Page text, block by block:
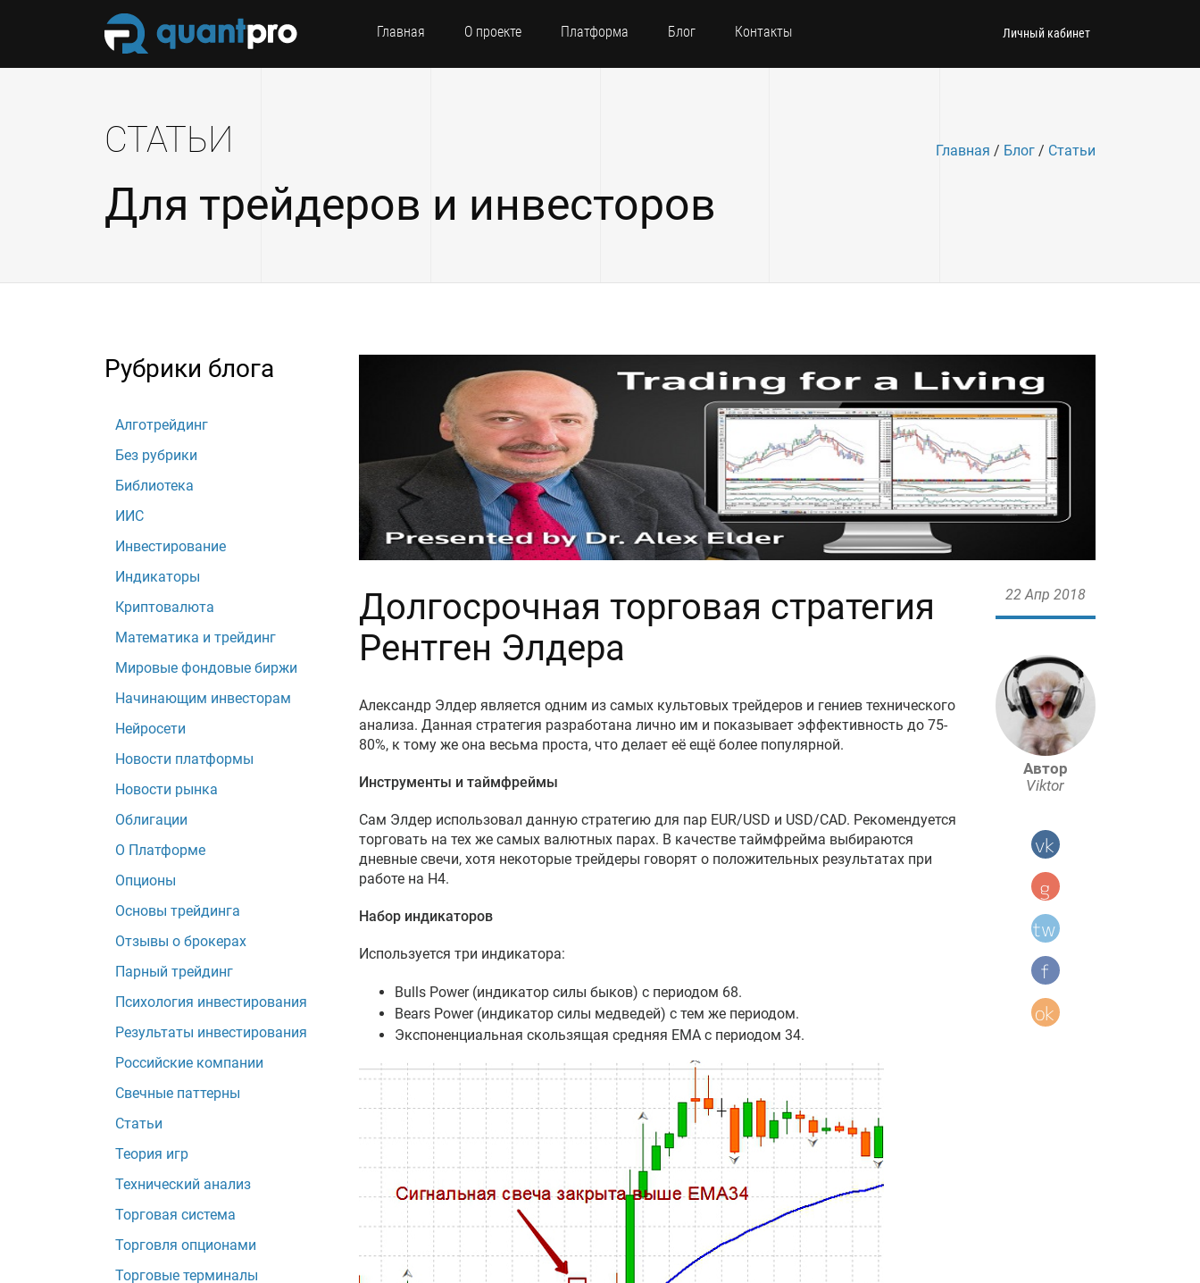
Главная О проекте Платформа Блог Контакты Личный кабинет
СТАТЬИ Главная / Блог / Статьи
Для трейдеров и инвесторов
Рубрики блога
Алготрейдинг
Без рубрики
Библиотека
ИИС
Инвестирование
Индикаторы
Криптовалюта
Математика и трейдинг
Мировые фондовые биржи
Начинающим инвесторам
Нейросети
Новости платформы
Новости рынка
Облигации
О Платформе
Опционы
Основы трейдинга
Отзывы о брокерах
Парный трейдинг
Психология инвестирования
Результаты инвестирования
Российские компании
Свечные паттерны
Статьи
Теория игр
Технический анализ
Торговая система
Торговля опционами
Торговые терминалы
Долгосрочная торговая стратегия
Рентген Элдера
Александр Элдер является одним из самых культовых трейдеров и гениев технического
анализа. Данная стратегия разработана лично им и показывает эффективность до 75-
80%, к тому же она весьма проста, что делает её ещё более популярной.
Инструменты и таймфреймы
Сам Элдер использовал данную стратегию для пар EUR/USD и USD/CAD. Рекомендуется
торговать на тех же самых валютных парах. В качестве таймфрейма выбираются
дневные свечи, хотя некоторые трейдеры говорят о положительных результатах при
работе на H4.
Набор индикаторов
Используется три индикатора:
Bulls Power (индикатор силы быков) с периодом 68.
Bears Power (индикатор силы медведей) с тем же периодом.
Экспоненциальная скользящая средняя EMA с периодом 34.
22 Апр 2018
Автор
Viktor